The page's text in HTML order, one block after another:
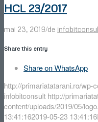
HCL 23/2017
mai 23, 2019/de
Share this entry
Share on WhatsApp
http://primariatatarani.ro/wp-
infobitconsult http://
content/uploads/2019/05/
13:41:162019-05-23 13:41:16